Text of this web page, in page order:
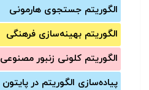
الگوریتم جستجوی هارمونی
الگوریتم بهینه‌سازی فرهنگی
الگوریتم کلونی زنبور مصنوعی
پیاده‌سازی الگوریتم در پایتون